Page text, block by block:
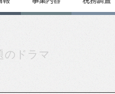
のドラマ